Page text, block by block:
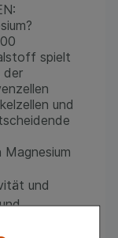
spielt
der
und
und